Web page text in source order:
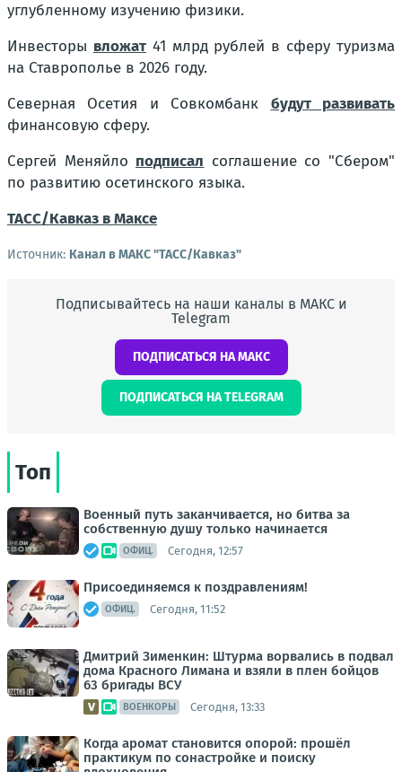
углубленному изучению физики.
Инвесторы вложат41 млрд рублей в сферу туризма
на Ставрополье в 2026 году.
Северная Осетия и Совкомбанк будут развивать
финансовую сферу.
Сергей Меняйло подписал соглашение со "Сбером"
по развитию осетинского языка.
ТАСС/Кавказ в Максе
Источник: Канал в МАКС "ТАСС/Кавказ"
Подписывайтесь на наши каналы в МАКС и
Telegram
ПОДПИСАТЬСЯ НА МАКС
ПОДПИСАТЬСЯ НА TELEGRAM
Топ
Военный путь заканчивается, но битва за
собственную душу только начинается
ОФИЦ. Сегодня, 12:57
Присоединяемся к поздравлениям!
ОФИЦ. Сегодня, 11:52
Дмитрий Зименкин: Штурма ворвались в подвал
дома Красного Лимана и взяли в плен бойцов
63 бригады ВСУ
ВОЕНКОРЫ Сегодня, 13:33
Когда аромат становится опорой: прошёл
практикум по сонастройке и поиску